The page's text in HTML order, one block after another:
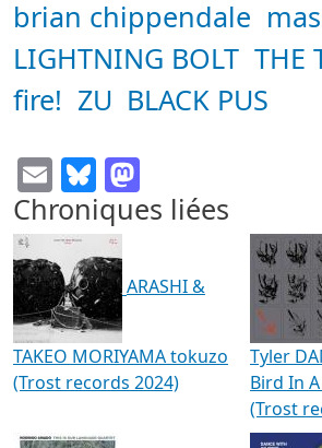
brian chippendale
LIGHTNING BOLT THE
fire! ZU BLACK PUS
EmailBluesky
Chroniques liées
ARASHI &
TAKEO MORIYAMA tokuzo
(Trost records 2024)
Tyler
Bird In
(Trost